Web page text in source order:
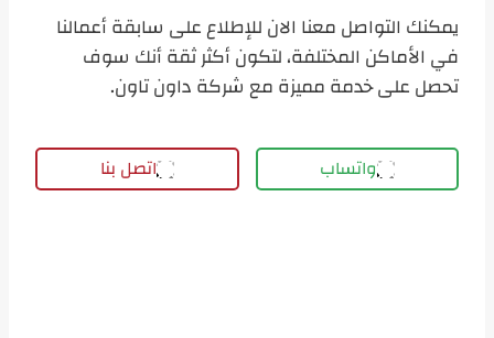
يمكنك التواصل معنا الان للإطلاع على سابقة أعمالنا
في الأماكن المختلفة، لتكون أكثر ثقة أنك سوف
تحصل على خدمة مميزة مع شركة داون تاون.
واتساب اتصل بنا